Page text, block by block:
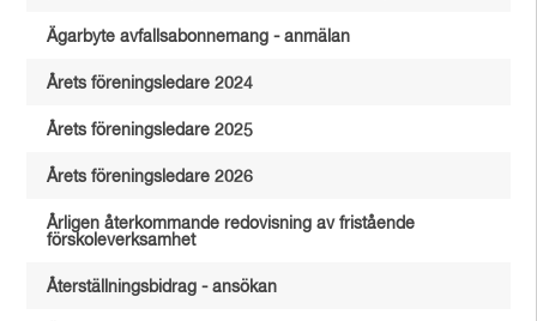
Ägarbyte avfallsabonnemang - anmälan
Årets föreningsledare 2024
Årets föreningsledare 2025
Årets föreningsledare 2026
Årligen återkommande redovisning av fristående
förskoleverksamhet
Återställningsbidrag - ansökan